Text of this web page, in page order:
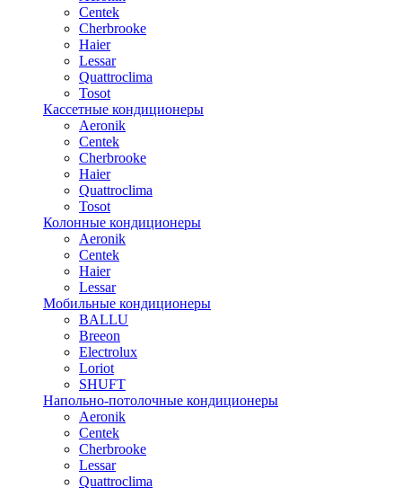
Centek
Cherbrooke
Haier
Lessar
Quattroclima
Tosot
Кассетные кондиционеры
Aeronik
Centek
Cherbrooke
Haier
Quattroclima
Tosot
Колонные кондиционеры
Aeronik
Centek
Haier
Lessar
Мобильные кондиционеры
BALLU
Breeon
Electrolux
Loriot
SHUFT
Напольно-потолочные кондиционеры
Aeronik
Centek
Cherbrooke
Lessar
Quattroclima